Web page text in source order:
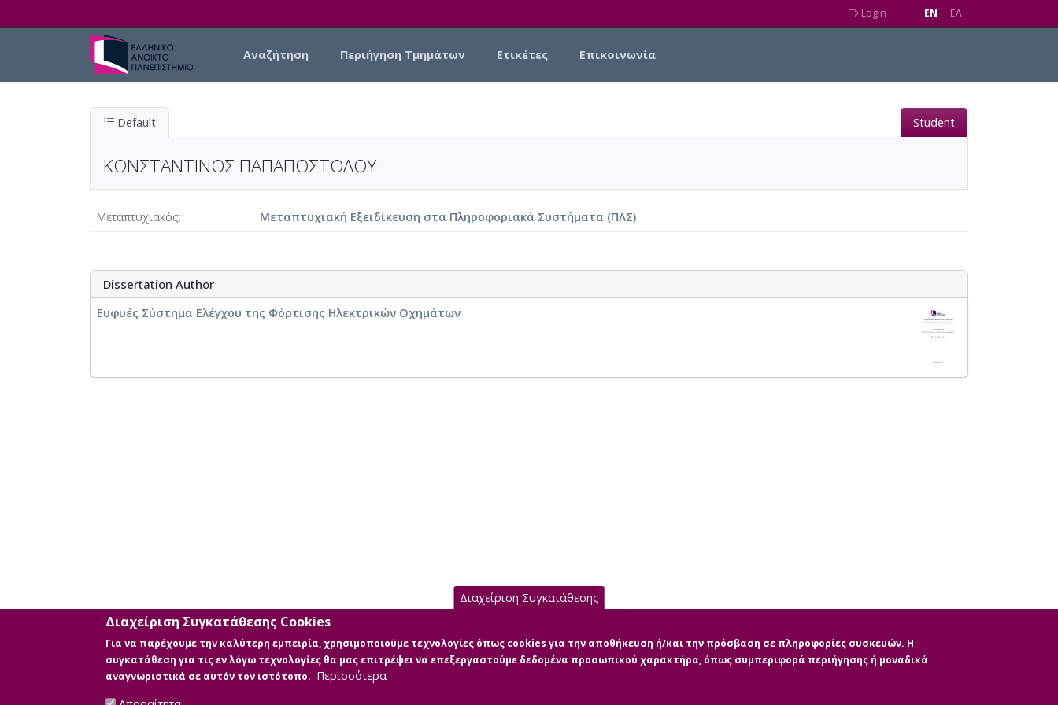
Login EN EΛ
Αναζήτηση Περιήγηση Τμημάτων Ετικέτες Επικοινωνία
Default Student
ΚΩΝΣΤΑΝΤΙΝΟΣ ΠΑΠΑΠΟΣΤΟΛΟΥ
Μεταπτυχιακός Μεταπτυχιακή Εξειδίκευση στα Πληροφοριακά Συστήματα (ΠΛΣ)
Dissertation Author
Ευφυές Σύστημα Ελέγχου της Φόρτισης Ηλεκτρικών Οχημάτων
Διαχείριση Συγκατάθεσης
Διαχείριση Συγκατάθεσης Cookies
Για να παρέχουμε την καλύτερη εμπειρία, χρησιμοποιούμε τεχνολογίες όπως cookies για την αποθήκευση ή/και την πρόσβαση σε πληροφορίες συσκευών. Η
συγκατάθεση για τις εν λόγω τεχνολογίες θα μας επιτρέψει να επεξεργαστούμε δεδομένα προσωπικού χαρακτήρα, όπως συμπεριφορά περιήγησης ή μοναδικά
αναγνωριστικά σε αυτόν τον ιστότοπο. Περισσότερα